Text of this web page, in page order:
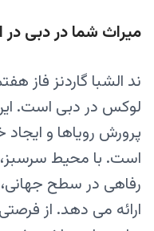
میراث شما در دبی در
ند الشبا گاردنز فاز
لوکس در دبی است.
پرورش رویاها و
است. با محیط
رفاهی در سطح
ارائه می دهد. از